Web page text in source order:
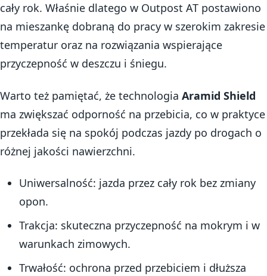
cały rok. Właśnie dlatego w Outpost AT postawiono
na mieszankę dobraną do pracy w szerokim zakresie
temperatur oraz na rozwiązania wspierające
przyczepność w deszczu i śniegu.
Warto też pamiętać, że technologia Aramid Shield
ma zwiększać odporność na przebicia, co w praktyce
przekłada się na spokój podczas jazdy po drogach o
różnej jakości nawierzchni.
Uniwersalność: jazda przez cały rok bez zmiany
opon.
Trakcja: skuteczna przyczepność na mokrym i w
warunkach zimowych.
Trwałość: ochrona przed przebiciem i dłuższa